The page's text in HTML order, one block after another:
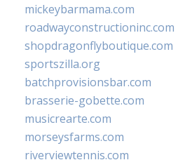
mickeybarmama.com
roadwayconstructioninc.com
shopdragonflyboutique.com
sportszilla.org
batchprovisionsbar.com
brasserie-gobette.com
musicrearte.com
morseysfarms.com
riverviewtennis.com